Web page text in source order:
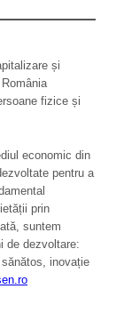
și
fizice și
economic din
pentru a
prin
suntem
de dezvoltare:
inovație